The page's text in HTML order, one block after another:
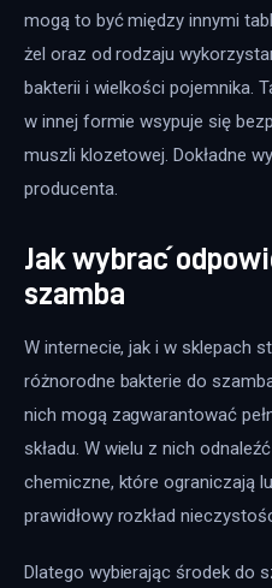
mogą to być między innymi
żel oraz od rodzaju
bakterii i wielkości pojemnika.
w innej formie wsypuje się
muszli klozetowej. Dokładne
producenta.
Jak wybrać
szamba
W internecie, jak i w sklepach
różnorodne bakterie do
nich mogą zagwarantować
składu. W wielu z nich
chemiczne, które ograniczają
prawidłowy rozkład
Dlatego wybierając środek do